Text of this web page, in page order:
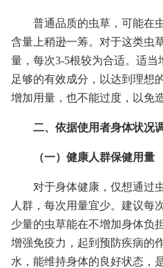
普通品质的虫草，可能在
含量上稍逊一筹。对于这类虫
量，每次3-5根较为合适。适当
足够的有效成分，以达到理想
增加用量，也不能过度，以免
二、依据使用者身体状况
（一）健康人群保健用量
对于身体健康，仅想通过
人群，每次用量宜少。建议每
少量的虫草能在不增加身体负
增强免疫力，起到预防疾病的
水，能维持身体的良好状态，